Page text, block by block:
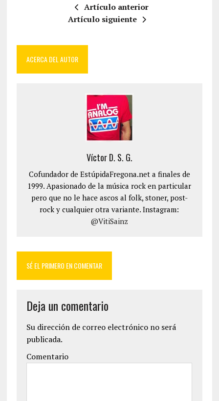
Artículo anterior
Artículo siguiente
ACERCA DEL AUTOR
Víctor D. S. G.
Cofundador de EstúpidaFregona.net a finales de
1999. Apasionado de la música rock en particular
pero que no le hace ascos al folk, stoner, post-
rock y cualquier otra variante. Instagram:
@VitiSainz
SÉ EL PRIMERO EN COMENTAR
Deja un comentario
Su dirección de correo electrónico no será
publicada.
Comentario